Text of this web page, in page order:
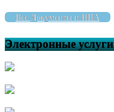
Все Документы и НПА
Электронные услуги